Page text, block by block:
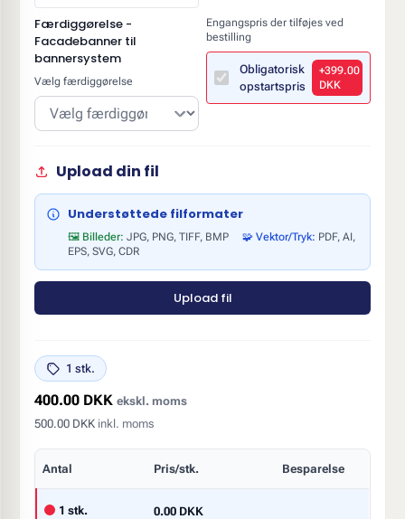
Færdiggørelse -
Facadebanner til
bannersystem
Vælg færdiggørelse
Engangspris der tilføjes ved
bestilling
Obligatorisk
opstartspris
+399.00
DKK
Upload din fil
Understøttede filformater
🖼️ Billeder: JPG, PNG, TIFF, BMP 🧩 Vektor/Tryk: PDF, AI,
EPS, SVG, CDR
Upload fil
1 stk.
400.00 DKK ekskl. moms
500.00 DKK inkl. moms
Antal Pris/stk. Besparelse
1 stk. 0.00 DKK